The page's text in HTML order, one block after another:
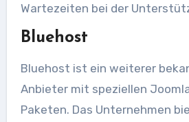
Wartezeiten bei der
Bluehost
Bluehost ist ein weiterer
Anbieter mit speziellen
Paketen. Das Unternehmen